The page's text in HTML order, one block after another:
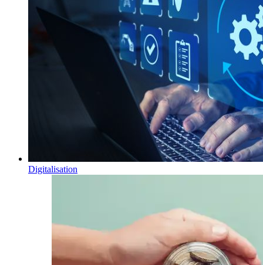
Digitalisation